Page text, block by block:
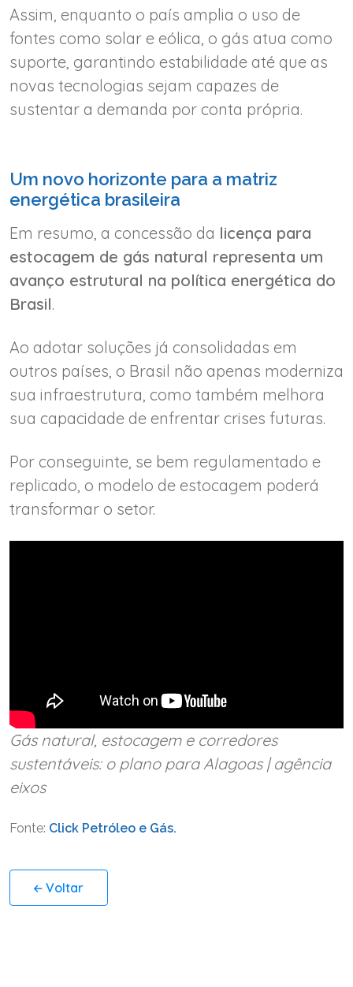
Assim, enquanto o país amplia o uso de
fontes como solar e eólica, o gás atua como
suporte, garantindo estabilidade até que as
novas tecnologias sejam capazes de
sustentar a demanda por conta própria.
Um novo horizonte para a matriz
energética brasileira
Em resumo, a concessão da licença para
estocagem de gás natural representa um
avanço estrutural na política energética do
Brasil.
Ao adotar soluções já consolidadas em
outros países, o Brasil não apenas moderniza
sua infraestrutura, como também melhora
sua capacidade de enfrentar crises futuras.
Por conseguinte, se bem regulamentado e
replicado, o modelo de estocagem poderá
transformar o setor.
Gás natural, estocagem e corredores
sustentáveis: o plano para Alagoas | agência
eixos
Fonte: Click Petróleo e Gás.
Voltar